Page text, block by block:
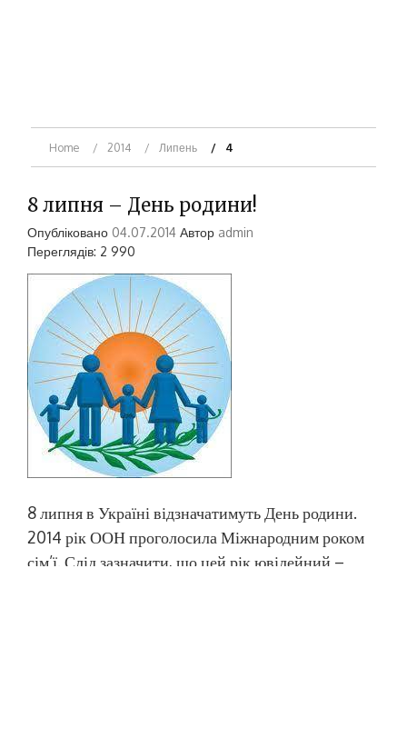
Home 2014 Липень 4
8 липня – День родини!
Опубліковано 04.07.2014 Автор admin
Переглядів: 2 990
8 липня в Україні відзначатимуть День родини.
2014 рік ООН проголосила Міжнародним роком
сім’ї. Слід зазначити, що цей рік ювілейний –